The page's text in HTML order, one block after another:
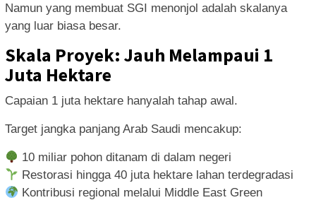
Namun yang membuat SGI menonjol adalah skalanya
yang luar biasa besar.
Skala Proyek: Jauh Melampaui 1
Juta Hektare
Capaian 1 juta hektare hanyalah tahap awal.
Target jangka panjang Arab Saudi mencakup:
10 miliar pohon ditanam di dalam negeri
Restorasi hingga 40 juta hektare lahan terdegradasi
Kontribusi regional melalui Middle East Green